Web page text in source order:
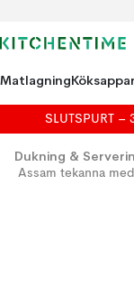
Matlagning
SLUTSPURT
Dukning &
Assam tekanna